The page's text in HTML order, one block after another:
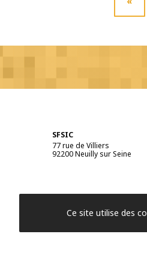
SFSIC
77 rue de Villiers
92200Neuilly sur Seine
Ce site utilise des